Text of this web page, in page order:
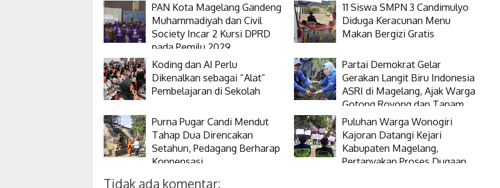
PAN Kota Magelang Gandeng
Muhammadiyah dan Civil
Society Incar 2 Kursi DPRD
pada Pemilu 2029
11 Siswa SMPN 3 Candimulyo
Diduga Keracunan Menu
Makan Bergizi Gratis
Koding dan AI Perlu
Dikenalkan sebagai “Alat”
Pembelajaran di Sekolah
Partai Demokrat Gelar
Gerakan Langit Biru Indonesia
ASRI di Magelang, Ajak Warga
Gotong Royong dan Tanam
Pohon
Purna Pugar Candi Mendut
Tahap Dua Direncakan
Setahun, Pedagang Berharap
Konpensasi
Puluhan Warga Wonogiri
Kajoran Datangi Kejari
Kabupaten Magelang,
Pertanyakan Proses Dugaan
Tidak ada komentar: